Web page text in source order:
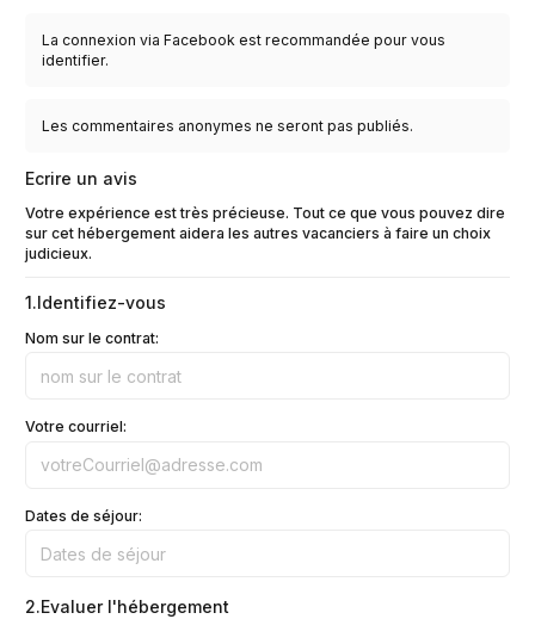
La connexion via Facebook est recommandée pour vous
identifier.
Les commentaires anonymes ne seront pas publiés.
Ecrire un avis
Votre expérience est très précieuse. Tout ce que vous pouvez dire
sur cet hébergement aidera les autres vacanciers à faire un choix
judicieux.
1.Identifiez-vous
Nom sur le contrat:
Votre courriel:
Dates de séjour:
2.Evaluer l'hébergement